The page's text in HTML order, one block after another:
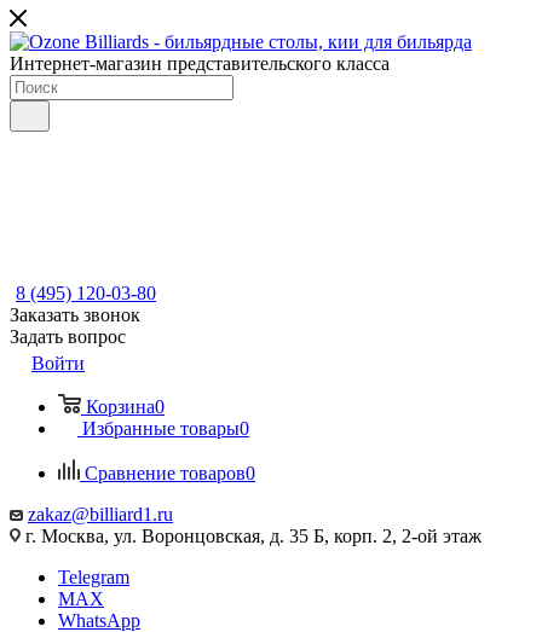
Интернет-магазин представительского класса
8 (495) 120-03-80
Заказать звонок
Задать вопрос
Войти
Корзина0
Избранные товары0
Сравнение товаров0
zakaz@billiard1.ru
г. Москва, ул. Воронцовская, д. 35 Б, корп. 2, 2-ой этаж
Telegram
MAX
WhatsApp